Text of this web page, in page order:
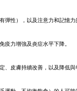
性），以及注意力和記憶
力增強及炎症水平下降。
皮膚持續改善，以及降低與